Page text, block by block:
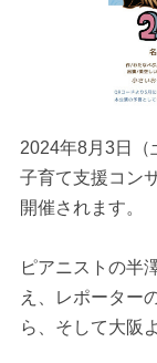
2024年8月3日（
子育て支援コン
開催されます。
ピアニストの半
え、レポーター
ら、そして大阪